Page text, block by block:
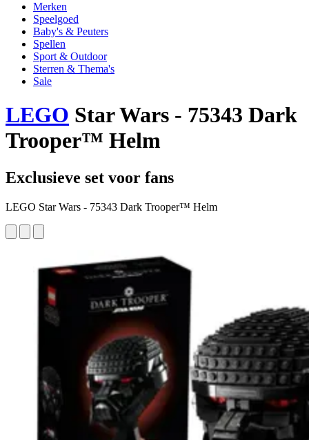
Merken
Speelgoed
Baby's & Peuters
Spellen
Sport & Outdoor
Sterren & Thema's
Sale
LEGO Star Wars - 75343 Dark
Trooper™ Helm
Exclusieve set voor fans
LEGO Star Wars - 75343 Dark Trooper™ Helm